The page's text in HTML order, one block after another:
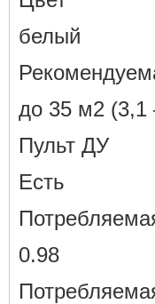
белый
до 35 м2
Пульт ДУ
Есть
0.98